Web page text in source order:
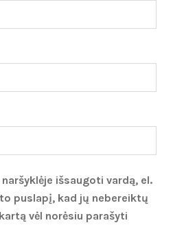
išsaugoti vardą, el.
puslapį, kad jų nebereiktų
vėl norėsiu parašyti